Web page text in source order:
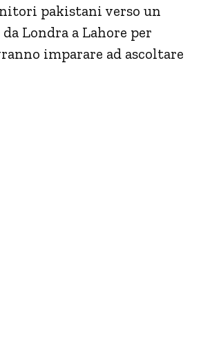
pakistani verso un
Londra a Lahore per
imparare ad ascoltare